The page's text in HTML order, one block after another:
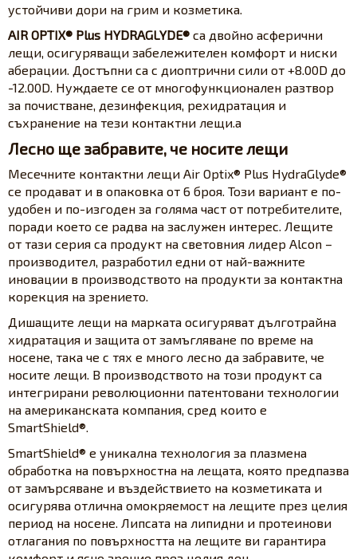
устойчиви дори на грим и козметика.
AIR OPTIX® Plus HYDRAGLYDE® са двойно асферични
лещи, осигуряващи забележителен комфорт и ниски
аберации. Достъпни са с диоптрични сили от +8.00D до
-12.00D. Нуждаете се от многофункционален разтвор
за почистване, дезинфекция, рехидратация и
съхранение на тези контактни лещи.a
Лесно ще забравите, че носите лещи
Месечните контактни лещи Air Optix® Plus HydraGlyde®
се продават и в опаковка от 6 броя. Този вариант е по-
удобен и по-изгоден за голяма част от потребителите,
поради което се радва на заслужен интерес. Лещите
от тази серия са продукт на световния лидер Alcon –
производител, разработил едни от най-важните
иновации в производството на продукти за контактна
корекция на зрението.
Дишащите лещи на марката осигуряват дълготрайна
хидратация и защита от замъгляване по време на
носене, така че с тях е много лесно да забравите, че
носите лещи. В производството на този продукт са
интегрирани революционни патентовани технологии
на американската компания, сред които е
SmartShield®.
SmartShield® е уникална технология за плазмена
обработка на повърхностна на лещата, която предпазва
от замърсяване и въздействието на козметиката и
осигурява отлична омокряемост на лещите през целия
период на носене. Липсата на липидни и протеинови
отлагания по повърхността на лещите ви гарантира